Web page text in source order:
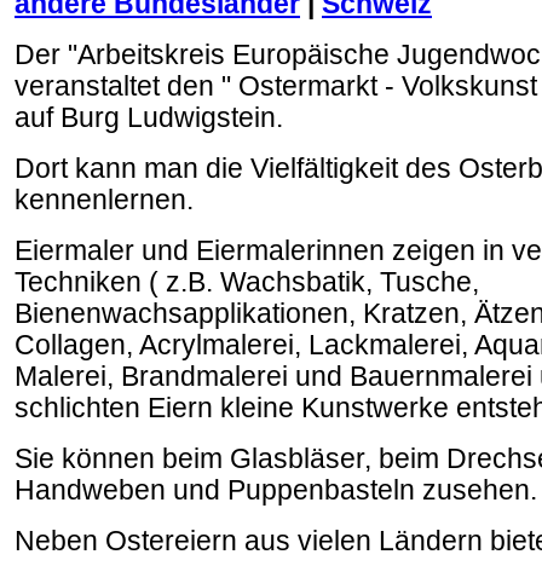
Der "Arbeitskreis Europäische
veranstaltet den " Ostermarkt -
auf Burg Ludwigstein.
Dort kann man die Vielfältigkeit des
kennenlernen.
Eiermaler und Eiermalerinnen zeigen in
Techniken ( z.B. Wachsbatik, Tusche,
Bienenwachsapplikationen, Kratzen,
Collagen, Acrylmalerei, Lackmalerei,
Malerei, Brandmalerei und Bauernmalerei
schlichten Eiern kleine Kunstwerke
Sie können beim Glasbläser, beim
Handweben und Puppenbasteln zusehen.
Neben Ostereiern aus vielen Ländern